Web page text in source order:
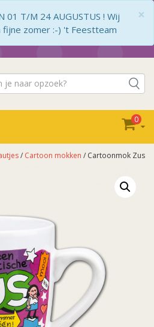
×
01 T/M 24 AUGUSTUS ! Wij
zomer :-) 't Feestteam
0
/ Cartoon mokken / Cartoonmok Zus